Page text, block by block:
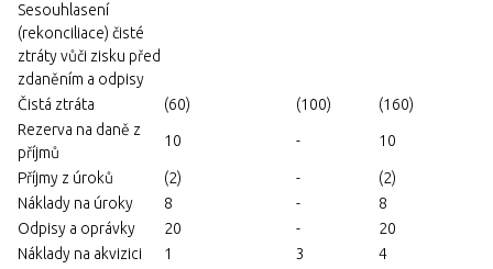
Sesouhlasení
(rekonciliace) čisté
ztráty vůči zisku před
zdaněním a odpisy
Čistá ztráta
(60) (100)
(160)
Rezerva na daně z
příjmů
10 - 10
Příjmy z úroků (2) -
(2)
Náklady na úroky
8 -
8
Odpisy a oprávky
20 -
20
Náklady na akvizici
1 3
4